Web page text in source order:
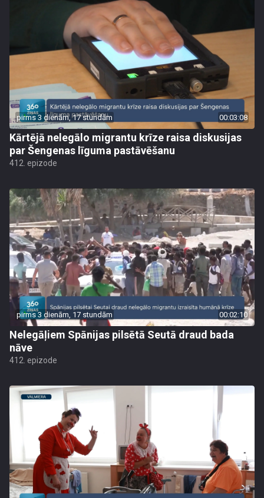
pirms 3 dienām, 17 stundām 00:03:08
Kārtējā nelegālo migrantu krīze raisa diskusijas
par Šengenas līguma pastāvēšanu
412. epizode
pirms 3 dienām, 17 stundām 00:02:10
Nelegāļiem Spānijas pilsētā Seutā draud bada
nāve
412. epizode